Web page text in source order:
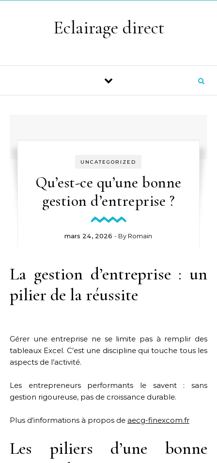
Eclairage direct
UNCATEGORIZED
Qu’est-ce qu’une bonne
gestion d’entreprise ?
mars 24, 2026 - By Romain
La gestion d’entreprise : un
pilier de la réussite
Gérer une entreprise ne se limite pas à remplir des
tableaux Excel. C’est une discipline qui touche tous les
aspects de l’activité.
Les entrepreneurs performants le savent : sans
gestion rigoureuse, pas de croissance durable.
Plus d’informations à propos de aecg-finexcom.fr
Les piliers d’une bonne